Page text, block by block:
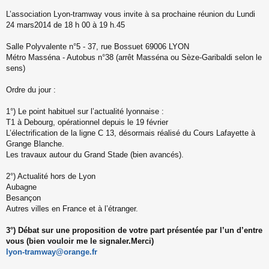
s
a
g
n
o
n
L’association Lyon-tramway vous invite à sa prochaine réunion du Lundi
24 mars2014 de 18 h 00 à 19 h.45
Salle Polyvalente n°5 - 37, rue Bossuet 69006 LYON
Métro Masséna - Autobus n°38 (arrêt Masséna ou Sèze-Garibaldi selon le
sens)
Ordre du jour :
1°) Le point habituel sur l’actualité lyonnaise :
T1 à Debourg, opérationnel depuis le 19 février
L’électrification de la ligne C 13, désormais réalisé du Cours Lafayette à
Grange Blanche.
Les travaux autour du Grand Stade (bien avancés).
2°) Actualité hors de Lyon
Aubagne
Besançon
Autres villes en France et à l’étranger.
3°) Débat sur une proposition de votre part présentée par l’un d’entre
vous (bien vouloir me le signaler.Merci)
lyon-tramway@orange.fr